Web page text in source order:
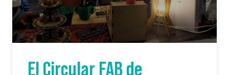
El Circular FAB de